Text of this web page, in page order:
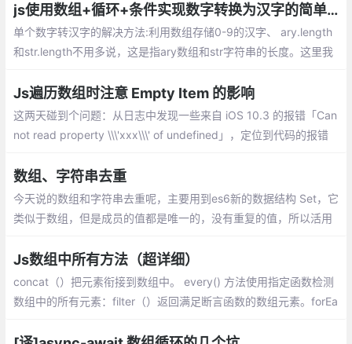
js使用数组+循环+条件实现数字转换为汉字的简单方法。
单个数字转汉字的解决方法:利用数组存储0-9的汉字、 ary.length
和str.length不用多说，这是指ary数组和str字符串的长度。这里我
为j的元素,在ary中索引为i的元素。
Js遍历数组时注意 Empty Item 的影响
这两天碰到个问题：从日志中发现一些来自 iOS 10.3 的报错「Can
not read property \\\'xxx\\\' of undefined」，定位到代码的报错
Object，但实际上出现了异常的元素
数组、字符串去重
今天说的数组和字符串去重呢，主要用到es6新的数据结构 Set，它
类似于数组，但是成员的值都是唯一的，没有重复的值，所以活用
Js数组中所有方法（超详细）
concat（）把元素衔接到数组中。 every() 方法使用指定函数检测
数组中的所有元素：filter（）返回满足断言函数的数组元素。forEa